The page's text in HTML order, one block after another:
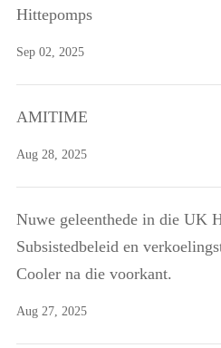
Hittepomps
Sep 02, 2025
AMITIME
Aug 28, 2025
Nuwe geleenthede in die UK
Subsistedbeleid en
Cooler na die voorkant.
Aug 27, 2025